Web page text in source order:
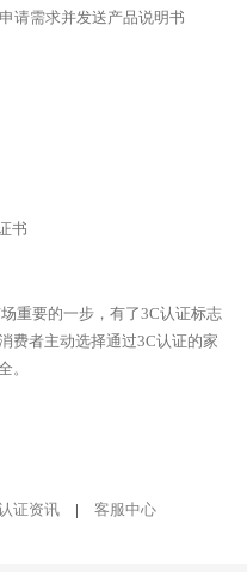
请需求并发送产品说明书
书
要的一步，有了3C认证标志
费者主动选择通过3C认证的家
。
证资讯 | 客服中心